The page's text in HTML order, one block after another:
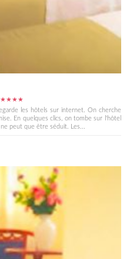
★★★★
les hôtels sur internet. On cherche
En quelques clics, on tombe sur l'hôtel
peut que être séduit. Les...